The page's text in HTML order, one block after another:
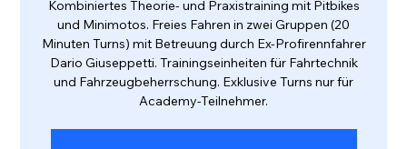
Kombiniertes Theorie- und Praxistraining mit Pitbikes
und Minimotos. Freies Fahren in zwei Gruppen (20
Minuten Turns) mit Betreuung durch Ex-Profirennfahrer
Dario Giuseppetti. Trainingseinheiten für Fahrtechnik
und Fahrzeugbeherrschung. Exklusive Turns nur für
Academy-Teilnehmer.